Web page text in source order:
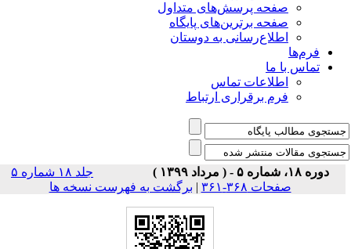
صفحه پرسش‌های متداول
صفحه برترین‌های پایگاه
اطلاع‌رسانی به دوستان
فرم‌ها
تماس با ما
اطلاعات تماس
فرم برقراری ارتباط
دوره ۱۸، شماره ۵ - ( مرداد ۱۳۹۹ )
جلد ۱۸ شماره ۵
صفحات ۳۶۸-۳۶۱
|برگشت به فهرست نسخه ها